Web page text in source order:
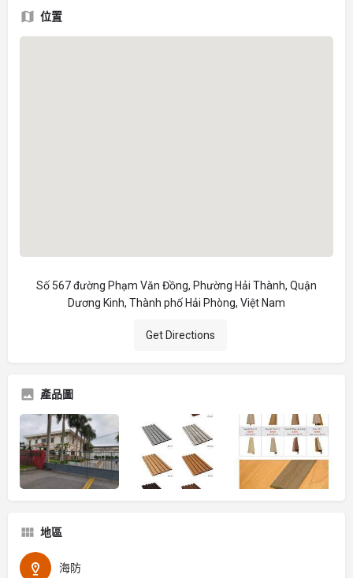
位置
Số 567 đường Phạm Văn Đồng, Phường Hải Thành, Quận
Dương Kinh, Thành phố Hải Phòng, Việt Nam
Get Directions
產品圖
地區
海防